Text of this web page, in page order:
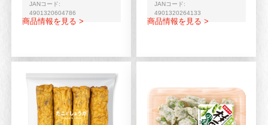
をお持ちの方やヴィーガン...
JANコード:
4901320604786
商品情報を見る >
JANコード:
4901320264133
商品情報を見る >